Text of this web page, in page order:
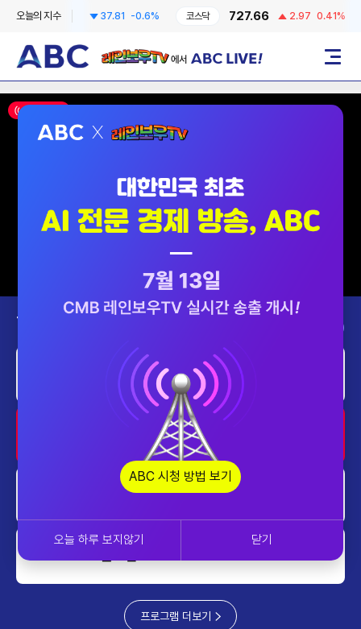
오늘의 지수
6258.57 37.81 -0.6% 코스닥 727.66 2.97 0.41%
레인보우TV에서 ABC LIVE! 메뉴
ON AIR
Today’s Program 2026-08-09 (일)
투데이 업&다운 mini
투데이 업&다운 mini
투데이 업&다운 mini
프로그램 더보기
ABC 시청 방법 보기
오늘 하루 보지않기 닫기